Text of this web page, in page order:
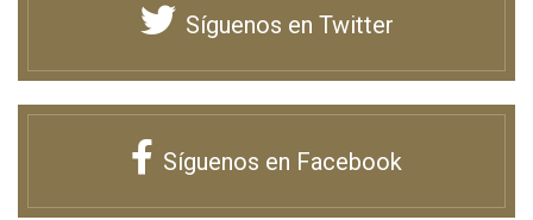
Síguenos en Twitter
Síguenos en Facebook